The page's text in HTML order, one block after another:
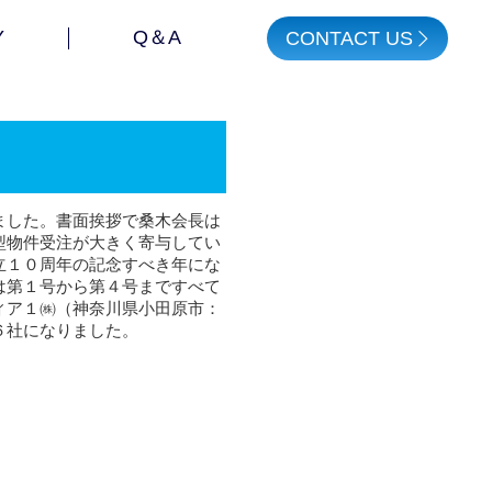
Q＆A CONTACT US
た。書面挨拶で桑木会長は
物件受注が大きく寄与してい
０周年の記念すべき年にな
１号から第４号まですべて
１㈱（神奈川県小田原市：
になりました。